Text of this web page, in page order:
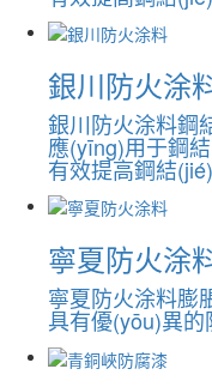
銀川防火涂
銀川防火涂料鋼
應(yīng)用于鋼
有效提高鋼結
寧夏防火涂
寧夏防火涂料膨
具有優(yōu)異